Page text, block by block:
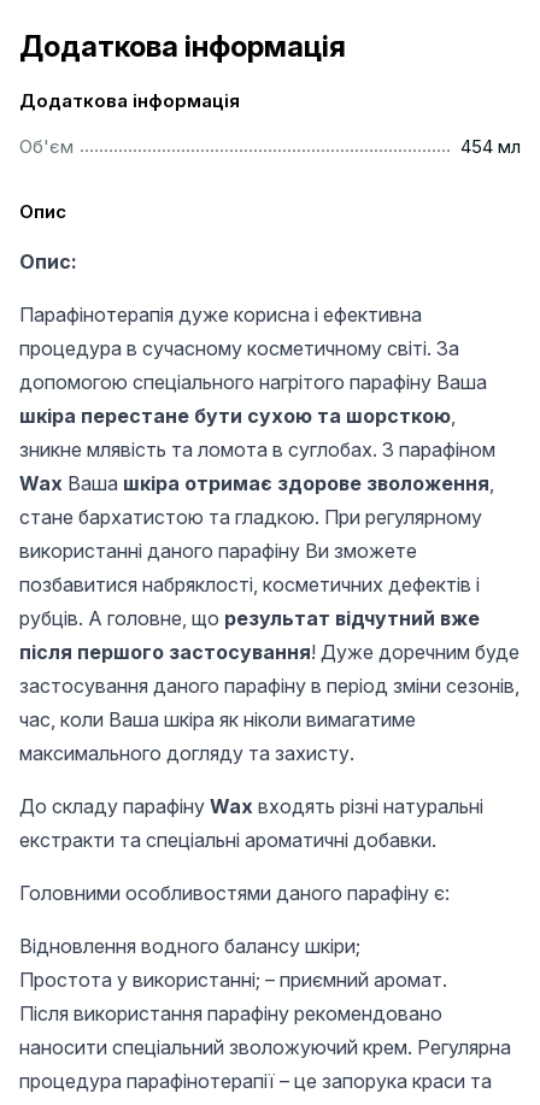
Додаткова інформація
Додаткова інформація
Об'єм
454 мл
Опис
Опис:
Парафінотерапія дуже корисна і ефективна
процедура в сучасному косметичному світі. За
допомогою спеціального нагрітого парафіну Ваша
шкіра перестане бути сухою та шорсткою,
зникне млявість та ломота в суглобах. З парафіном
Wax Ваша шкіра отримає здорове зволоження,
стане бархатистою та гладкою. При регулярному
використанні даного парафіну Ви зможете
позбавитися набряклості, косметичних дефектів і
рубців. А головне, що результат відчутний вже
після першого застосування! Дуже доречним буде
застосування даного парафіну в період зміни сезонів,
час, коли Ваша шкіра як ніколи вимагатиме
максимального догляду та захисту.
До складу парафіну Wax входять різні натуральні
екстракти та спеціальні ароматичні добавки.
Головними особливостями даного парафіну є:
Відновлення водного балансу шкіри;
Простота у використанні; – приємний аромат.
Після використання парафіну рекомендовано
наносити спеціальний зволожуючий крем. Регулярна
процедура парафінотерапії – це запорука краси та